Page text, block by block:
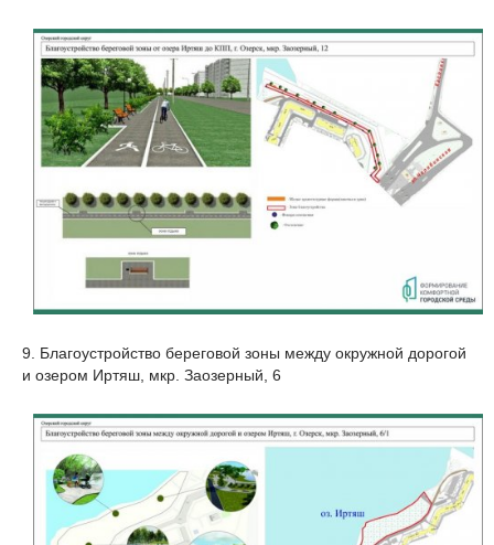
9. Благоустройство береговой зоны между окружной дорогой
и озером Иртяш, мкр. Заозерный, 6